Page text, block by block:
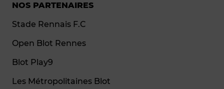
NOS PARTENAIRES
Stade Rennais F.C
Open Blot Rennes
Blot Play9
Les Métropolitaines Blot